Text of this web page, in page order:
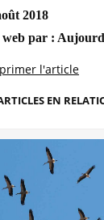
2018
web par :
l'article
EN